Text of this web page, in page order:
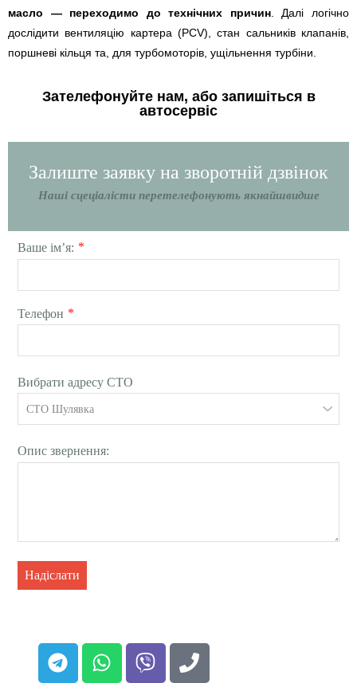
масло — переходимо до технічних причин. Далі логічно
дослідити вентиляцію картера (PCV), стан сальників клапанів,
поршневі кільця та, для турбомоторів, ущільнення турбіни.
Зателефонуйте нам, або запишіться в
автосервіс
Залиште заявку на зворотній дзвінок
Наші сцеціалісти перетелефонують якнайшвидше
Ваше ім’я: *
Телефон *
Вибрати адресу СТО
Опис звернення:
Надіслати